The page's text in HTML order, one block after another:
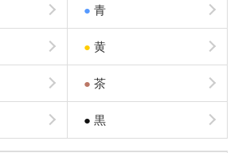
● 青
● 黄
● 茶
● 黒